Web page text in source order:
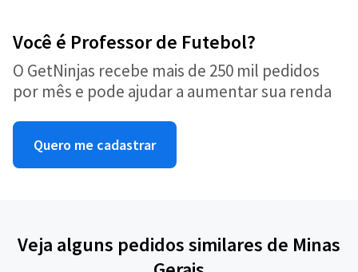
Você é Professor de Futebol?
O GetNinjas recebe mais de 250 mil pedidos
por mês e pode ajudar a aumentar sua renda
Quero me cadastrar
Veja alguns pedidos similares de Minas